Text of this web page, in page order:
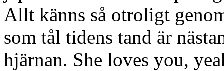
Allt känns så otroligt
som tål tidens tand är
hjärnan. She loves you,